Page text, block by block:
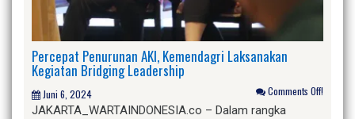
Percepat Penurunan AKI, Kemendagri Laksanakan
Kegiatan Bridging Leadership
Juni 6, 2024 Comments Off!
JAKARTA_WARTAINDONESIA.co – Dalam rangka